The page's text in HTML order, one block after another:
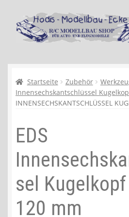
Zur
Navigation
springen
Zum
Inhalt
springen
Kasse
Mein Konto
Recycling, Entsorgung und
Shop
Warenkorb
Ablauf einer Bestellung
Startseite Zubehör
Innensechskantschlüssel
INNENSECHSKANTSCHLÜSSEL
EDS
sel
120 mm